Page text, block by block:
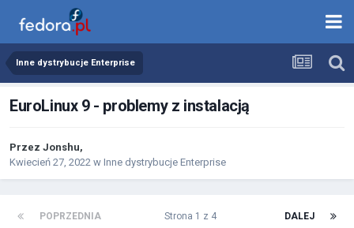
Inne dystrybucje Enterprise
EuroLinux 9 - problemy z instalacją
Przez Jonshu,
Kwiecień 27, 2022 w Inne dystrybucje Enterprise
POPRZEDNIA DALEJ
Strona 1 z 4